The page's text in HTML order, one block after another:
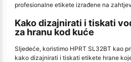
profesionalne etikete izrađene na
Kako dizajnirati i tiskati
za hranu kod kuće
Sljedeće, koristimo HPRT SL32BT kao
kako dizajnirati i tiskati etikete hrane